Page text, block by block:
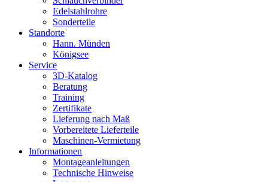
Edelstahlrohre
Sonderteile
Standorte
Hann. Münden
Königsee
Service
3D-Katalog
Beratung
Training
Zertifikate
Lieferung nach Maß
Vorbereitete Lieferteile
Maschinen-Vermietung
Informationen
Montageanleitungen
Technische Hinweise